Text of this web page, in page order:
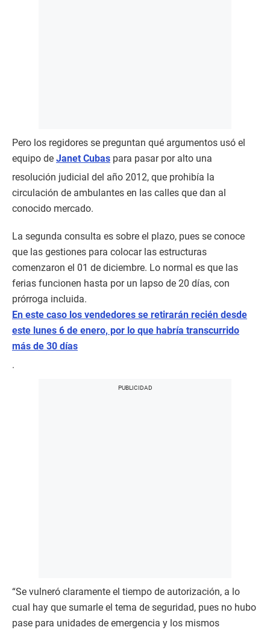
Pero los regidores se preguntan qué argumentos usó el
equipo de Janet Cubas para pasar por alto una
resolución judicial del año 2012, que prohibía la
circulación de ambulantes en las calles que dan al
conocido mercado.
La segunda consulta es sobre el plazo, pues se conoce
que las gestiones para colocar las estructuras
comenzaron el 01 de diciembre. Lo normal es que las
ferias funcionen hasta por un lapso de 20 días, con
prórroga incluida.
En este caso los vendedores se retirarán recién desde
este lunes 6 de enero, por lo que habría transcurrido
más de 30 días
.
“Se vulneró claramente el tiempo de autorización, a lo
cual hay que sumarle el tema de seguridad, pues no hubo
pase para unidades de emergencia y los mismos